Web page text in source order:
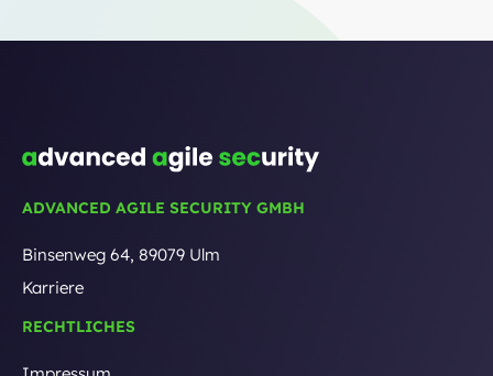
ADVANCED AGILE SECURITY GMBH
Binsenweg 64, 89079 Ulm
Karriere
RECHTLICHES